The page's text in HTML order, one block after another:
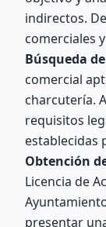
indirectos.
comerciales
Búsqueda
comercial
charcutería.
requisitos
establecidas
Obtención
Licencia de
presentar